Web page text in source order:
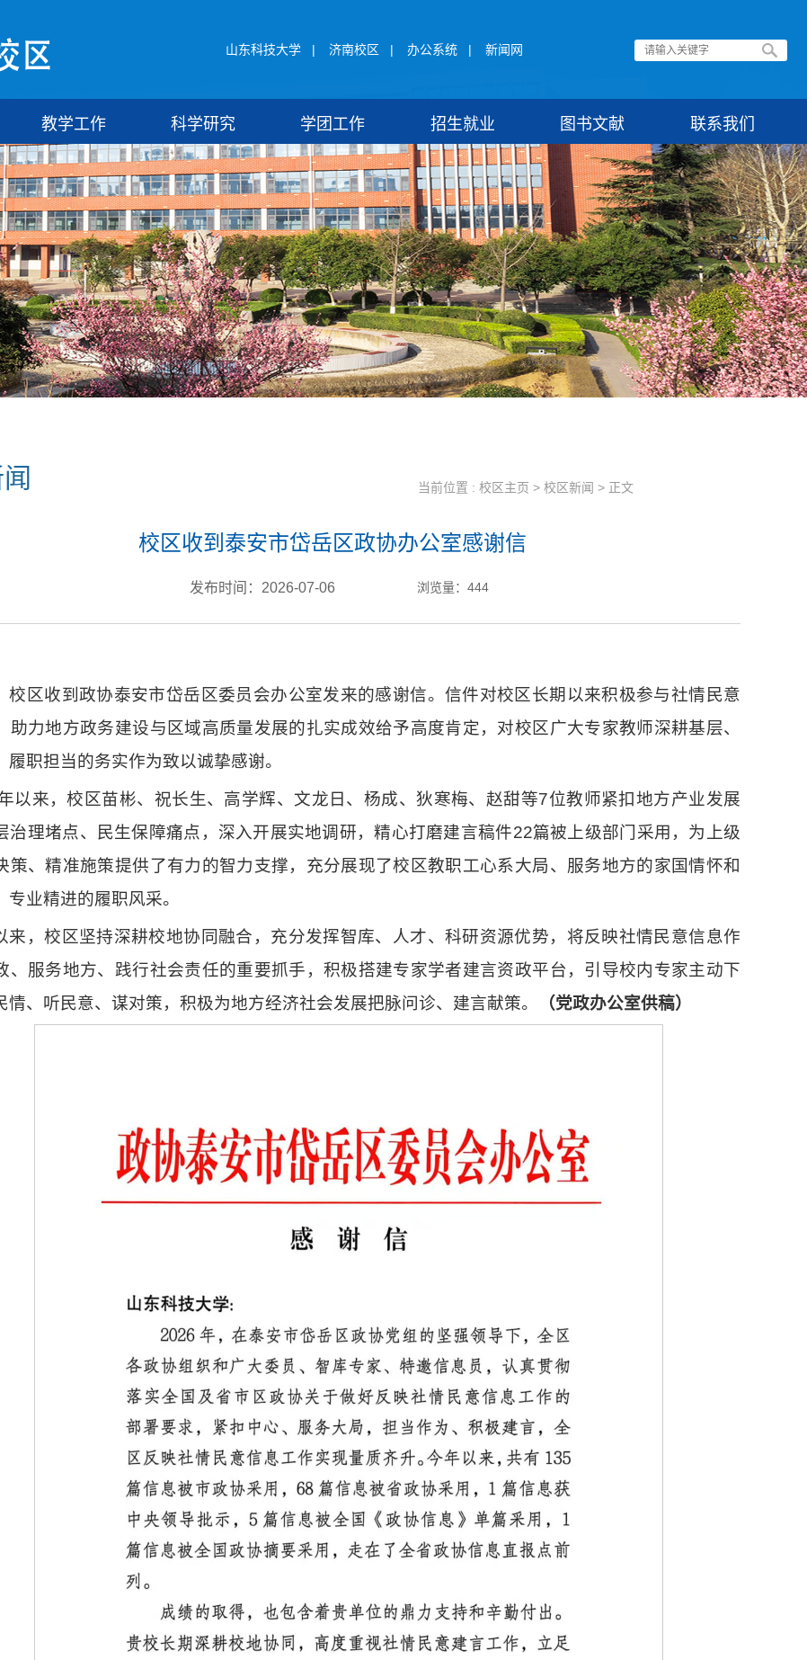
山东科技大学 | 济南校区 | 办公系统 | 新闻网
教学工作 科学研究 学团工作 招生就业 图书文献 联系我们
当前位置 : 校区主页 > 校区新闻 > 正文
校区收到泰安市岱岳区政协办公室感谢信
发布时间：2026-07-06 浏览量： 444
校区收到政协泰安市岱岳区委员会办公室发来的感谢信。信件对校区长期以来积极参与社情民意
助力地方政务建设与区域高质量发展的扎实成效给予高度肯定，对校区广大专家教师深耕基层、
履职担当的务实作为致以诚挚感谢。
以来，校区苗彬、祝长生、高学辉、文龙日、杨成、狄寒梅、赵甜等7位教师紧扣地方产业发展
治理堵点、民生保障痛点，深入开展实地调研，精心打磨建言稿件22篇被上级部门采用，为上级
策、精准施策提供了有力的智力支撑，充分展现了校区教职工心系大局、服务地方的家国情怀和
专业精进的履职风采。
来，校区坚持深耕校地协同融合，充分发挥智库、人才、科研资源优势，将反映社情民意信息作
、服务地方、践行社会责任的重要抓手，积极搭建专家学者建言资政平台，引导校内专家主动下
情、听民意、谋对策，积极为地方经济社会发展把脉问诊、建言献策。
（党政办公室供稿）